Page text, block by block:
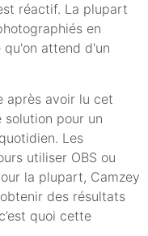
réactif. La plupart
en
qu'on attend d'un
après avoir lu cet
pour un
Les
utiliser OBS ou
la plupart, Camzey
des résultats
quoi cette